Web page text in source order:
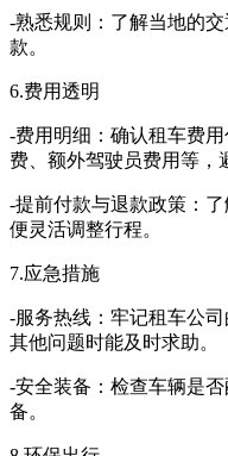
-熟悉规则：了解当地的
款。
6.费用透明
-费用明细：确认租车费
费、额外驾驶员费用等，
-提前付款与退款政策：
便灵活调整行程。
7.应急措施
-服务热线：牢记租车公
其他问题时能及时求助。
-安全装备：检查车辆是
备。